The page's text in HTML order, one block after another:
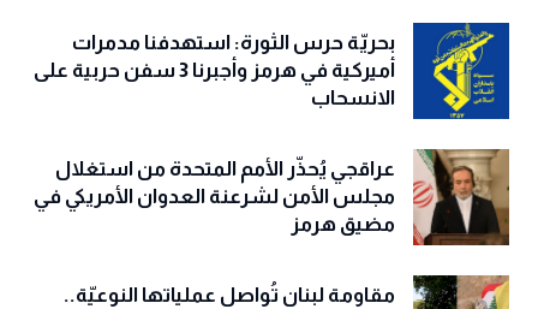
بحريّة حرس الثورة: استهدفنا مدمرات
أميركية في هرمز وأجبرنا 3 سفن حربية على
الانسحاب
عراقجي يُحذّر الأمم المتحدة من استغلال
مجلس الأمن لشرعنة العدوان الأمريكي في
مضيق هرمز
مقاومة لبنان تُواصل عملياتها النوعيّة..